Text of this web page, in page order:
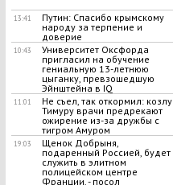
13:41
Путин: Спасибо крымскому
народу за терпение и
доверие
10:43
Университет Оксфорда
пригласил на обучение
гениальную 13-летнюю
цыганку, превзошедшую
Эйнштейна в IQ
11:01
Не съел, так откормил: козлу
Тимуру врачи предрекают
ожирение из-за дружбы с
тигром Амуром
19:03
Щенок Добрыня,
подаренный Россией, будет
служить в элитном
полицейском центре
Франции, - посол